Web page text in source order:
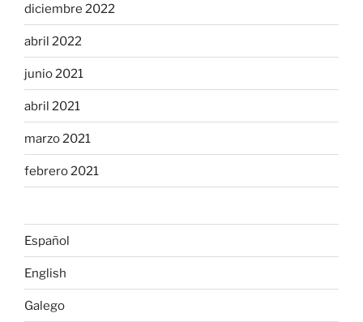
diciembre 2022
abril 2022
junio 2021
abril 2021
marzo 2021
febrero 2021
Español
English
Galego